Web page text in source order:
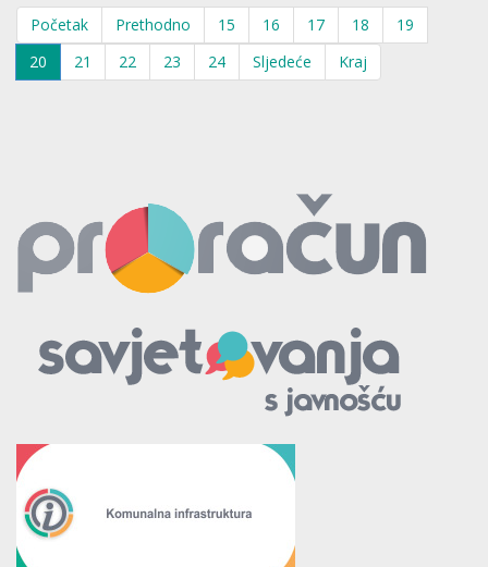
Početak Prethodno 15 16 17 18
19
20
21 22 23 24 Sljedeće Kraj